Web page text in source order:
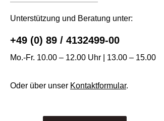
Unterstützung und Beratung unter:
+49 (0) 89 / 4132499-00
Mo.-Fr. 10.00 – 12.00 Uhr | 13.00 – 15.00
Oder über unser Kontaktformular.